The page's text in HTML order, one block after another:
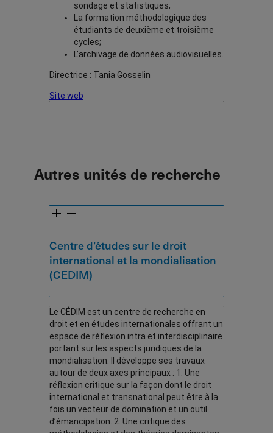
sondage et statistiques;
La formation méthodologique des
étudiants de deuxième et troisième
cycles;
L’archivage de données audiovisuelles.
Directrice : Tania Gosselin
Site web
Autres unités de recherche
Centre d’études sur le droit
international et la mondialisation
(CEDIM)
Le CÉDIM est un centre de recherche en
droit et en études internationales offrant un
espace de réflexion intra et interdisciplinaire
portant sur les aspects juridiques de la
mondialisation. Il développe ses travaux
autour de deux axes principaux : 1. Une
réflexion critique sur la façon dont le droit
international et transnational peut être à la
fois un vecteur de domination et un outil
d’émancipation. 2. Une critique des